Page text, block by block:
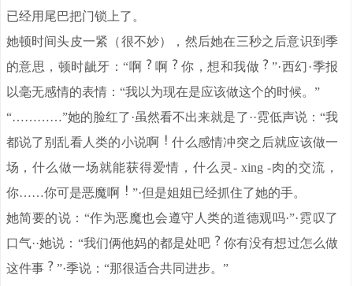
已经用尾巴把门锁上了。
她顿时间头皮一紧（很不妙），然后她在三秒之后意识到季
的意思，顿时龇牙：“啊
啊 你，想和我做
”·西幻·季报
以毫无感情的表情：“我以为现在是应该做这个的时候。”
“…………”她的脸红了·虽然看不出来就是了··霓低声说：“我
都说了别乱看人类的小说啊
什么感情冲突之后就应该做一
场，什么做一场就能获得爱情，什么灵- xing -肉的交流，
你……你可是恶魔啊
”·但是姐姐已经抓住了她的手。
她简要的说：“作为恶魔也会遵守人类的道德观吗·”·霓叹了
口气··她说：“我们俩他妈的都是处吧
你有没有想过怎么做
这件事
”·季说：“那很适合共同进步。”